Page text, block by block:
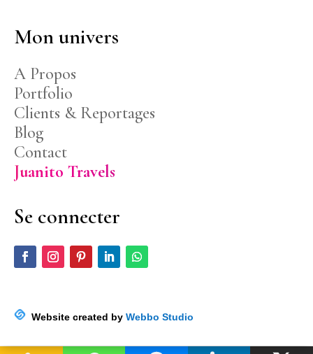
Mon univers
A Propos
Portfolio
Clients & Reportages
Blog
Contact
Juanito Travels
Se connecter
Website created by Webbo Studio